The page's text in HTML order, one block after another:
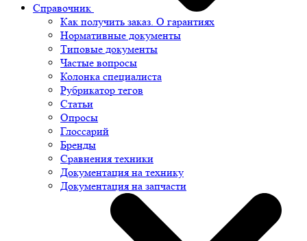
Справочник
Как получить заказ. О гарантиях
Нормативные документы
Типовые документы
Частые вопросы
Колонка специалиста
Рубрикатор тегов
Статьи
Опросы
Глоссарий
Бренды
Сравнения техники
Документация на технику
Документация на запчасти